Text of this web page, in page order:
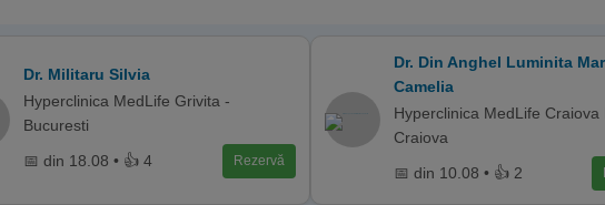
Dr. Militaru Silvia
Hyperclinica MedLife Grivita -
Bucuresti
📅 din 18.08 • 👍 4 Rezervă
Dr. Din Anghel Luminita
Camelia
Hyperclinica MedLife Craiova
Craiova
📅 din 10.08 • 👍 2